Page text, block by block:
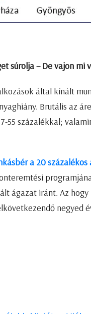
súrolja – De vajon mi
által kínált
Brutális az
55 százalékkal;
a 20
ágazat iránt. Az
negyed